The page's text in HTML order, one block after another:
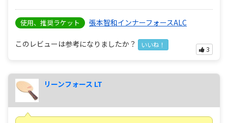
使用、推奨ラケット 張本智和インナーフォースALC
このレビューは参考になりましたか？ いいね！
3
リーンフォース LT